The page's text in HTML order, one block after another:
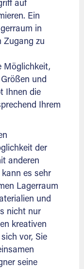
auf
Ein
in
Zugang zu
Möglichkeit,
und
Ihnen die
Ihrem
der
anderen
es sehr
Lagerraum
und
nicht nur
kreativen
vor, Sie
seine